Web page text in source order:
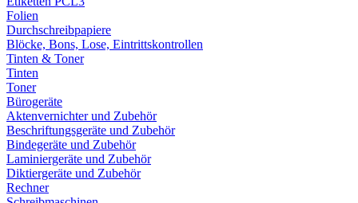
Folien
Durchschreibpapiere
Blöcke, Bons, Lose, Eintrittskontrollen
Tinten & Toner
Tinten
Toner
Bürogeräte
Aktenvernichter und Zubehör
Beschriftungsgeräte und Zubehör
Bindegeräte und Zubehör
Laminiergeräte und Zubehör
Diktiergeräte und Zubehör
Rechner